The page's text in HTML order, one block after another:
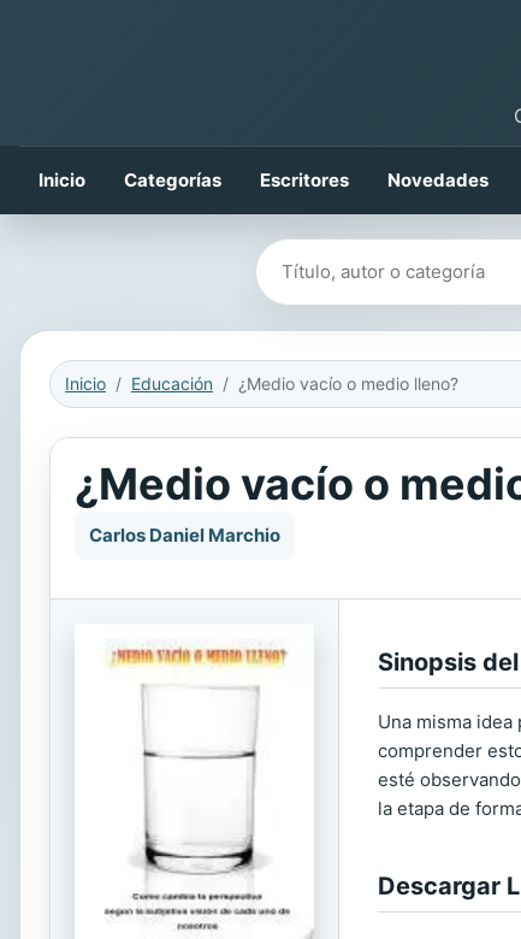
Inicio Categorías Escritores Novedades
Buscar libros
Inicio Educación ¿Medio vacío o medio lleno?
¿Medio vacío o
Carlos Daniel Marchio
Sinopsis
Una misma
comprender
esté
la etapa de
Descargar